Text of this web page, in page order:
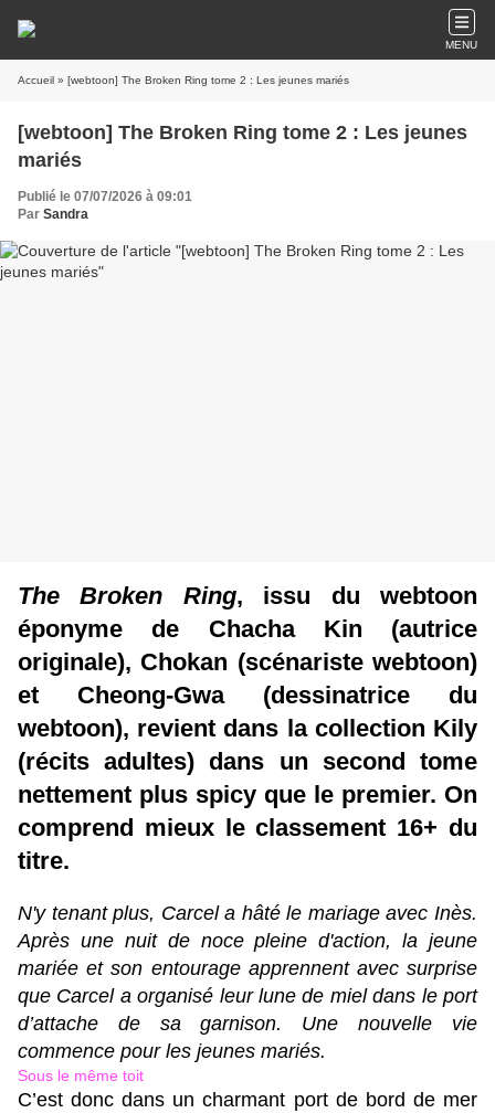
MENU
Accueil » [webtoon] The Broken Ring tome 2 : Les jeunes mariés
[webtoon] The Broken Ring tome 2 : Les jeunes
mariés
Publié le 07/07/2026 à 09:01
Par Sandra
The Broken Ring, issu du webtoon
éponyme de Chacha Kin (autrice
originale), Chokan (scénariste webtoon)
et Cheong-Gwa (dessinatrice du
webtoon), revient dans la collection Kily
(récits adultes) dans un second tome
nettement plus spicy que le premier. On
comprend mieux le classement 16+ du
titre.
N'y tenant plus, Carcel a hâté le mariage avec Inès.
Après une nuit de noce pleine d'action, la jeune
mariée et son entourage apprennent avec surprise
que Carcel a organisé leur lune de miel dans le port
d’attache de sa garnison. Une nouvelle vie
commence pour les jeunes mariés.
Sous le même toit
C’est donc dans un charmant port de bord de mer